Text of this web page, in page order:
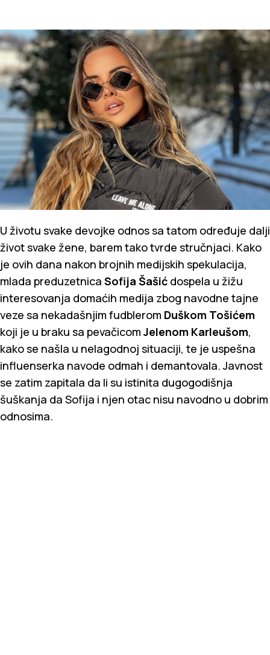
U životu svake devojke odnos sa tatom određuje dalji
život svake žene, barem tako tvrde stručnjaci. Kako
je ovih dana nakon brojnih medijskih spekulacija,
mlada preduzetnica Sofija Šašić dospela u žižu
interesovanja domaćih medija zbog navodne tajne
veze sa nekadašnjim fudblerom Duškom Tošićem
koji je u braku sa pevačicomJelenom Karleušom,
kako se našla u nelagodnoj situaciji, te je uspešna
influenserka navode odmah i demantovala. Javnost
se zatim zapitala da li su istinita dugogodišnja
šuškanja da Sofija i njen otac nisu navodno u dobrim
odnosima.